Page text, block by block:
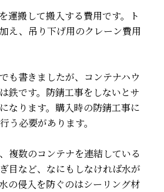
運搬して搬入する費用です。ト
え、吊り下げ用のクレーン費用
も書きましたが、コンテナハウ
鉄です。防錆工事をしないとサ
なります。購入時の防錆工事に
う必要があります。
複数のコンテナを連結している
目など、なにもしなければ水が
の侵入を防ぐのはシーリング材